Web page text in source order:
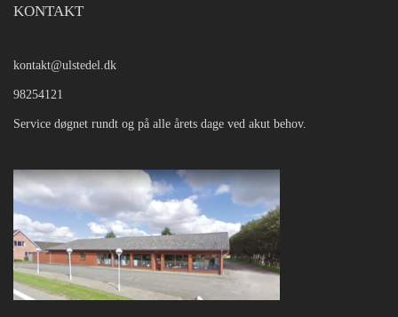
KONTAKT
kontakt@ulstedel.dk
98254121
Service døgnet rundt og på alle årets dage ved akut behov.